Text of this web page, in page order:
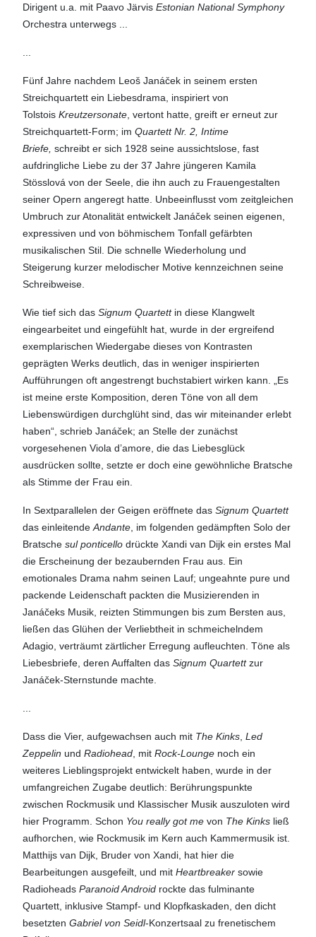
Dirigent u.a. mit Paavo Järvis Estonian National Symphony
Orchestra unterwegs ...
Fünf Jahre nachdem Leoš Janáček in seinem ersten
Streichquartett ein Liebesdrama, inspiriert von
Tolstois Kreutzersonate , vertont hatte, greift er erneut zur
Streichquartett-Form; im Quartett Nr. 2, Intime
Briefe, schreibt er sich 1928 seine aussichtslose, fast
aufdringliche Liebe zu der 37 Jahre jüngeren Kamila
Stösslová von der Seele, die ihn auch zu Frauengestalten
seiner Opern angeregt hatte. Unbeeinflusst vom zeitgleichen
Umbruch zur Atonalität entwickelt Janáček seinen eigenen,
expressiven und von böhmischem Tonfall gefärbten
musikalischen Stil. Die schnelle Wiederholung und
Steigerung kurzer melodischer Motive kennzeichnen seine
Schreibweise.
Wie tief sich das Signum Quartett in diese Klangwelt
eingearbeitet und eingefühlt hat, wurde in der ergreifend
exemplarischen Wiedergabe dieses von Kontrasten
geprägten Werks deutlich, das in weniger inspirierten
Aufführungen oft angestrengt buchstabiert wirken kann. „Es
ist meine erste Komposition, deren Töne von all dem
Liebenswürdigen durchglüht sind, das wir miteinander erlebt
haben“, schrieb Janáček; an Stelle der zunächst
vorgesehenen Viola d’amore, die das Liebesglück
ausdrücken sollte, setzte er doch eine gewöhnliche Bratsche
als Stimme der Frau ein.
In Sextparallelen der Geigen eröffnete das Signum Quartett
das einleitende Andante , im folgenden gedämpften Solo der
Bratsche sul ponticello drückte Xandi van Dijk ein erstes Mal
die Erscheinung der bezaubernden Frau aus. Ein
emotionales Drama nahm seinen Lauf; ungeahnte pure und
packende Leidenschaft packten die Musizierenden in
Janáčeks Musik, reizten Stimmungen bis zum Bersten aus,
ließen das Glühen der Verliebtheit in schmeichelndem
Adagio, verträumt zärtlicher Erregung aufleuchten. Töne als
Liebesbriefe, deren Auffalten das Signum Quartettzur
Janáček-Sternstunde machte.
Dass die Vier, aufgewachsen auch mit The Kinks Led
Zeppelin und Radiohead , mit Rock-Lounge noch ein
weiteres Lieblingsprojekt entwickelt haben, wurde in der
umfangreichen Zugabe deutlich: Berührungspunkte
zwischen Rockmusik und Klassischer Musik auszuloten wird
hier Programm. Schon You really got me von The Kinks ließ
aufhorchen, wie Rockmusik im Kern auch Kammermusik ist.
Matthijs van Dijk, Bruder von Xandi, hat hier die
Bearbeitungen ausgefeilt, und mit Heartbreaker sowie
Radioheads Paranoid Android rockte das fulminante
Quartett, inklusive Stampf- und Klopfkaskaden, den dicht
besetzten Gabriel von Seidl-Konzertsaal zu frenetischem